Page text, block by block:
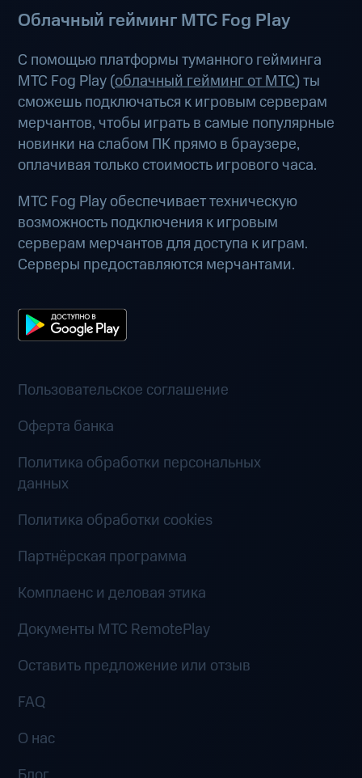
Облачный гейминг МТС Fog Play
С помощью платформы туманного гейминга
МТС Fog Play (облачный гейминг от МТС) ты
сможешь подключаться к игровым серверам
мерчантов, чтобы играть в самые популярные
новинки на слабом ПК прямо в браузере,
оплачивая только стоимость игрового часа.
МТС Fog Play обеспечивает техническую
возможность подключения к игровым
серверам мерчантов для доступа к играм.
Серверы предоставляются мерчантами.
Пользовательское соглашение
Оферта банка
Политика обработки персональных
данных
Политика обработки cookies
Партнёрская программа
Комплаенс и деловая этика
Документы MTC RemotePlay
Оставить предложение или отзыв
FAQ
О нас